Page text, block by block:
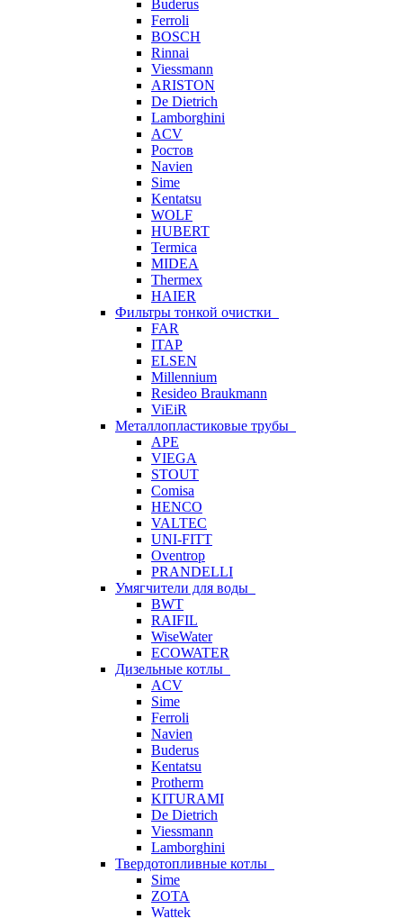
Buderus
Ferroli
BOSCH
Rinnai
Viessmann
ARISTON
De Dietrich
Lamborghini
ACV
Ростов
Navien
Sime
Kentatsu
WOLF
HUBERT
Termica
MIDEA
Thermex
HAIER
Фильтры тонкой очистки
FAR
ITAP
ELSEN
Millennium
Resideo Braukmann
ViEiR
Металлопластиковые трубы
APE
VIEGA
STOUT
Comisa
HENCO
VALTEC
UNI-FITT
Oventrop
PRANDELLI
Умягчители для воды
BWT
RAIFIL
WiseWater
ECOWATER
Дизельные котлы
ACV
Sime
Ferroli
Navien
Buderus
Kentatsu
Protherm
KITURAMI
De Dietrich
Viessmann
Lamborghini
Твердотопливные котлы
Sime
ZOTA
Wattek